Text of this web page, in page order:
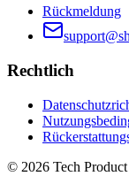
Rückmeldung
Rechtlich
© 2026 Tech